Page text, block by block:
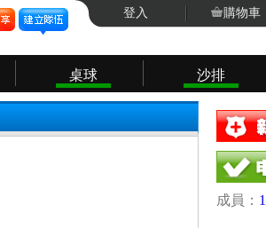
登入 購物車
桌球 沙排
成員： 1